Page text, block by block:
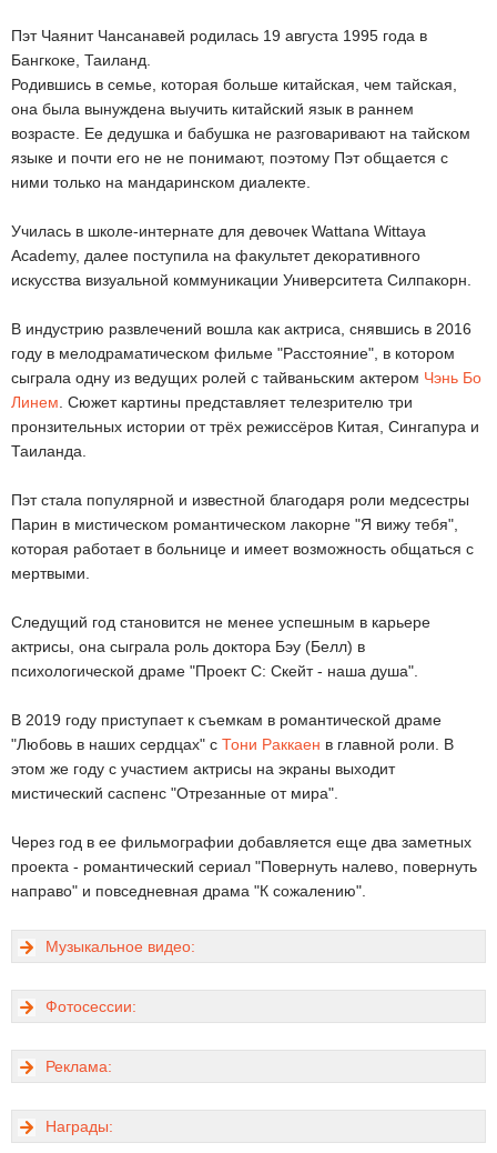
Пэт Чаянит Чансанавей родилась 19 августа 1995 года в
Бангкоке, Таиланд.
Родившись в семье, которая больше китайская, чем тайская,
она была вынуждена выучить китайский язык в раннем
возрасте. Ее дедушка и бабушка не разговаривают на тайском
языке и почти его не не понимают, поэтому Пэт общается с
ними только на мандаринском диалекте.
Училась в школе-интернате для девочек Wattana Wittaya
Academy, далее поступила на факультет декоративного
искусства визуальной коммуникации Университета Силпакорн.
В индустрию развлечений вошла как актриса, снявшись в 2016
году в мелодраматическом фильме "Расстояние", в котором
сыграла одну из ведущих ролей с тайваньским актером Чэнь Бо
Линем . Сюжет картины представляет телезрителю три
пронзительных истории от трёх режиссёров Китая, Сингапура и
Таиланда.
Пэт стала популярной и известной благодаря роли медсестры
Парин в мистическом романтическом лакорне "Я вижу тебя",
которая работает в больнице и имеет возможность общаться с
мертвыми.
Следущий год становится не менее успешным в карьере
актрисы, она сыграла роль доктора Бэу (Белл) в
психологической драме "Проект С: Скейт - наша душа".
В 2019 году приступает к съемкам в романтической драме
"Любовь в наших сердцах" с Тони Раккаен в главной роли. В
этом же году с участием актрисы на экраны выходит
мистический саспенс "Отрезанные от мира".
Через год в ее фильмографии добавляется еще два заметных
проекта - романтический сериал "Повернуть налево, повернуть
направо" и повседневная драма "К сожалению".
Музыкальное видео:
Фотосессии:
Реклама:
Награды: